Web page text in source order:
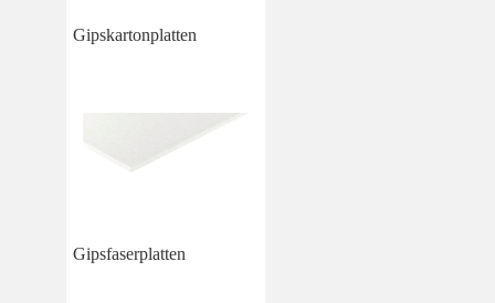
Gipskartonplatten
Gipsfaserplatten